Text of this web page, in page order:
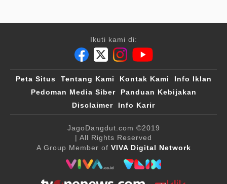
Ikuti kami di:
Peta Situs Tentang Kami Kontak Kami
Info Iklan
Pedoman Media Siber
Panduan Kebijakan
Disclaimer
Info Karir
JagoDangdut.com ©2019
| All Rights Reserved
A Group Member of VIVA Digital Network